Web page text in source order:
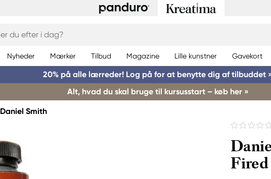
Nyheder Mærker Tilbud Magazine Lille kunstner Gavekort
20% på alle lærreder! Log på for at benytte dig af tilbuddet
Alt, hvad du skal bruge til kursusstart – køb her »
Daniel Smith